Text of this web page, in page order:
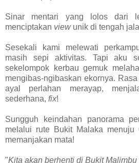
Sinar mentari yang lolos dari
menciptakan viewunik di tengah
Sesekali kami melewati
masih sepi aktivitas. Tapi aku
sekelompok kerbau gemuk
mengibas-ngibaskan ekornya.
ayal perlahan merayap,
sederhana, fix!
Sungguh keindahan panorama
melalui rute Bukit Malaka menuju
memanjakan mata!
"Kita akan berhenti di Bukit